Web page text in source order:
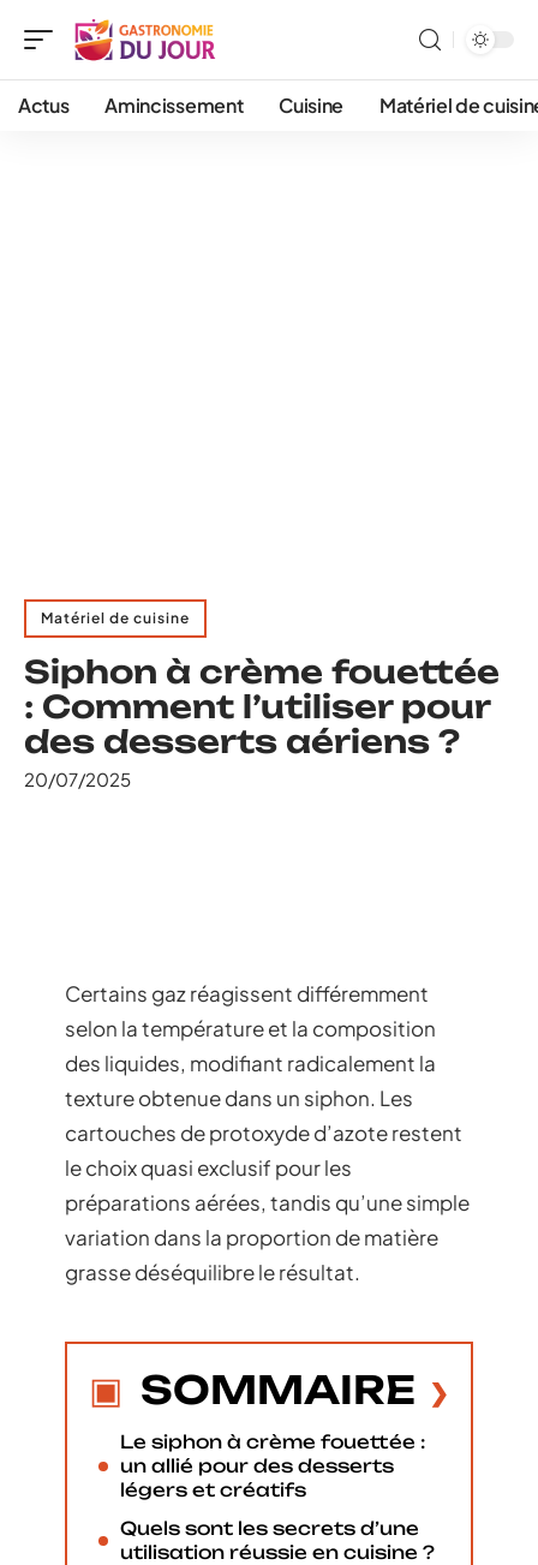
Actus Amincissement Cuisine Matériel de
Matériel de cuisine
Siphon à crème fouettée
: Comment l’utiliser pour
des desserts aériens ?
20/07/2025
Certains gaz réagissent différemment
selon la température et la composition
des liquides, modifiant radicalement la
texture obtenue dans un siphon. Les
cartouches de protoxyde d’azote restent
le choix quasi exclusif pour les
préparations aérées, tandis qu’une simple
variation dans la proportion de matière
grasse déséquilibre le résultat.
SOMMAIRE
Le siphon à crème fouettée :
un allié pour des desserts
légers et créatifs
Quels sont les secrets d’une
utilisation réussie en cuisine ?